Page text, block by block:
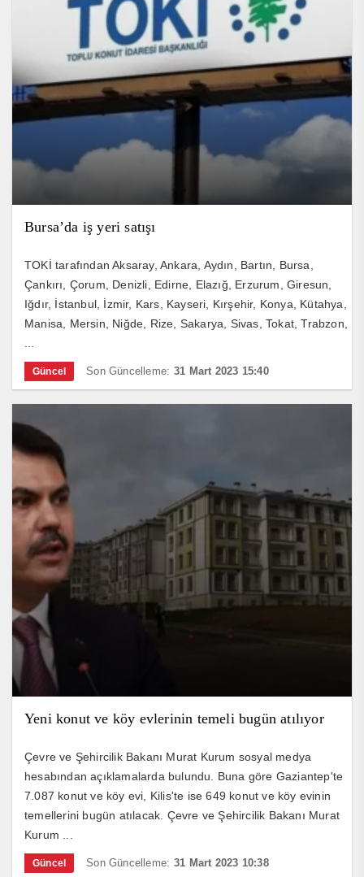
Bursa’da iş yeri satışı
TOKİ tarafından Aksaray, Ankara, Aydın, Bartın, Bursa,
Çankırı, Çorum, Denizli, Edirne, Elazığ, Erzurum, Giresun,
Iğdır, İstanbul, İzmir, Kars, Kayseri, Kırşehir, Konya, Kütahya,
Manisa, Mersin, Niğde, Rize, Sakarya, Sivas, Tokat, Trabzon,
Güncel Son Güncelleme: 31 Mart 2023 15:40
Yeni konut ve köy evlerinin temeli bugün atılıyor
Çevre ve Şehircilik Bakanı Murat Kurum sosyal medya
hesabından açıklamalarda bulundu. Buna göre Gaziantep'te
7.087 konut ve köy evi, Kilis'te ise 649 konut ve köy evinin
temellerini bugün atılacak. Çevre ve Şehircilik Bakanı Murat
Kurum ...
Güncel Son Güncelleme: 31 Mart 2023 10:38